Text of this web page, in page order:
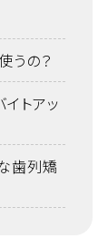
うの？
トアッ
歯列矯